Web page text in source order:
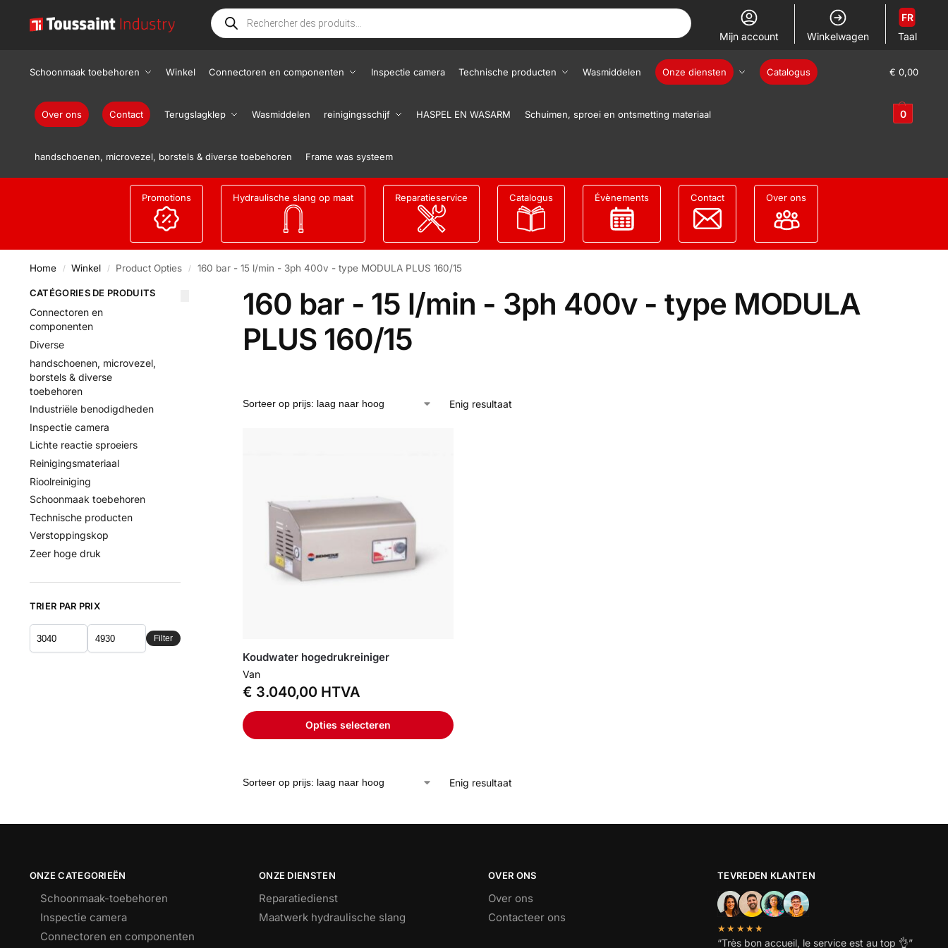
Mijn account Winkelwagen Taal
FR
Schoonmaak toebehoren Winkel Connectoren en componenten Inspectie camera Technische producten Wasmiddelen Onze diensten Catalogus
Over ons Contact Terugslagklep Wasmiddelen reinigingsschijf HASPEL EN WASARM Schuimen, sproei en ontsmetting materiaal
handschoenen, microvezel, borstels & diverse toebehoren Frame was systeem
€ 0,00
0
Promotions Hydraulische slang op maat Reparatieservice Catalogus Évènements Contact Over ons
Home / Winkel / Product Opties / 160 bar - 15 l/min - 3ph 400v - type MODULA PLUS 160/15
160 bar - 15 l/min - 3ph 400v - type MODULA
PLUS 160/15
Enig resultaat
Koudwater hogedrukreiniger
Van
€ 3.040,00 HTVA
Opties selecteren
Enig resultaat
CATÉGORIES DE PRODUITS
Connectoren en
componenten
Diverse
handschoenen, microvezel,
borstels & diverse
toebehoren
Industriële benodigdheden
Inspectie camera
Lichte reactie sproeiers
Reinigingsmateriaal
Rioolreiniging
Schoonmaak toebehoren
Technische producten
Verstoppingskop
Zeer hoge druk
TRIER PAR PRIX
Filter
ONZE CATEGORIEËN
Schoonmaak-toebehoren
Inspectie camera
Connectoren en componenten
ONZE DIENSTEN
Reparatiedienst
Maatwerk hydraulische slang
OVER ONS
Over ons
Contacteer ons
TEVREDEN KLANTEN
★★★★★
“Très bon accueil, le service est au top 👌”